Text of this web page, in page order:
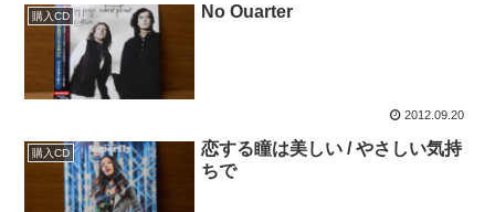
購入CD No Ouarter
2012.09.20
購入CD
恋する瞳は美しい / やさしい気持
ちで